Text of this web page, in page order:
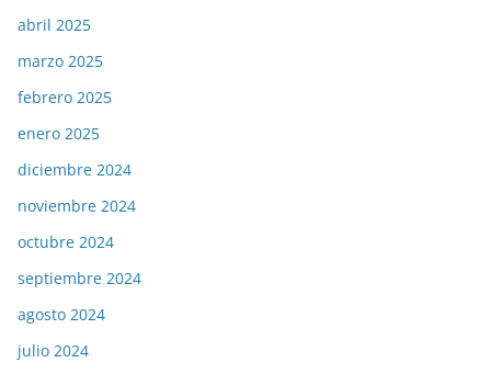
abril 2025
marzo 2025
febrero 2025
enero 2025
diciembre 2024
noviembre 2024
octubre 2024
septiembre 2024
agosto 2024
julio 2024